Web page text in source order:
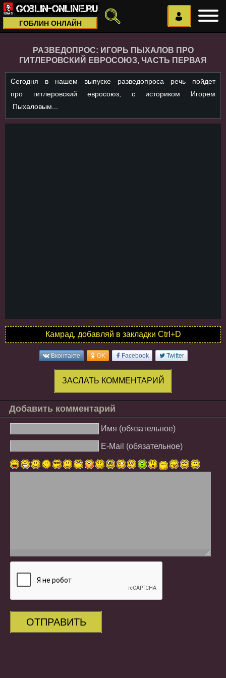
ГОБЛИН ОНЛАЙН
РАЗВЕДОПРОС: ИГОРЬ ПЫХАЛОВ ПРО
ГИТЛЕРОВСКИЙ ЕВРОСОЮЗ, ЧАСТЬ ПЕРВАЯ
Сегодня в нашем выпуске разведопроса речь пойдет
про гитлеровский евросоюз, с историком Игорем
Пыхаловым...
Камрад, добавляй в закладки Ctrl+D
Вконтакте OK Facebook Twitter
ЗАСЛАТЬ КОММЕНТАРИЙ
Добавить комментарий
Имя (обязательное)
E-Mail (обязательное)
ОТПРАВИТЬ